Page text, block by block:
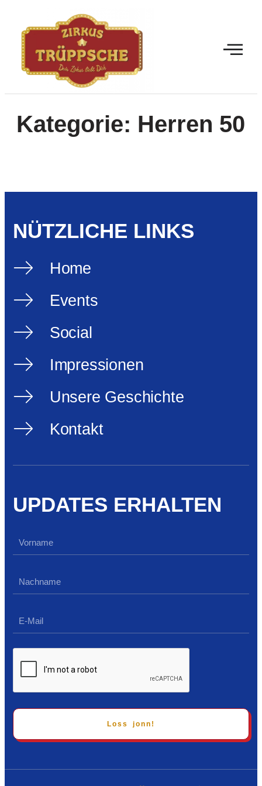
Kategorie: Herren 50
NÜTZLICHE LINKS
Home
Events
Social
Impressionen
Unsere Geschichte
Kontakt
UPDATES ERHALTEN
Loss jonn!